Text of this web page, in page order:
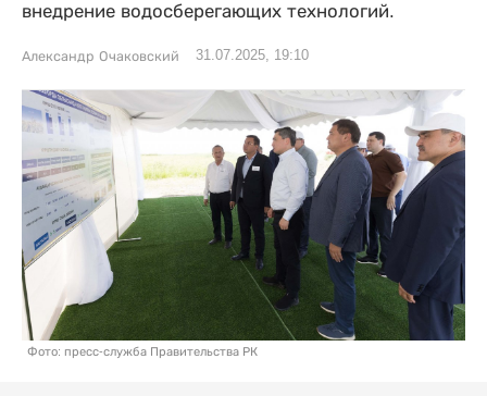
внедрение водосберегающих технологий.
Александр Очаковский 31.07.2025, 19:10
Фото: пресс-служба Правительства РК